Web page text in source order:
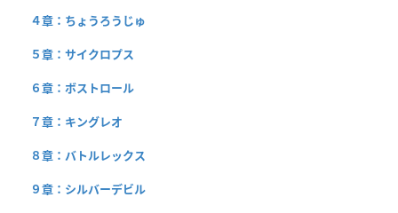
４章：ちょうろうじゅ
５章：サイクロプス
６章：ボストロール
７章：キングレオ
８章：バトルレックス
９章：シルバーデビル